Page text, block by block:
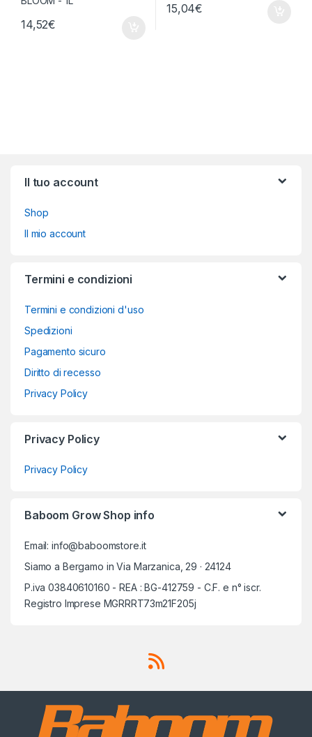
14,52€
15,04€
Il tuo account
Shop
Il mio account
Termini e condizioni
Termini e condizioni d'uso
Spedizioni
Pagamento sicuro
Diritto di recesso
Privacy Policy
Privacy Policy
Privacy Policy
Baboom Grow Shop info
Email: info@baboomstore.it
Siamo a Bergamo in Via Marzanica, 29 · 24124
P.iva 03840610160 - REA : BG-412759 - C.F. e n° iscr.
Registro Imprese MGRRRT73m21F205j